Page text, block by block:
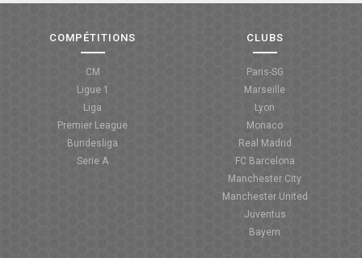
COMPÉTITIONS
CM
Ligue 1
Liga
Premier League
Bundesliga
Serie A
CLUBS
Paris-SG
Marseille
Lyon
Monaco
Real Madrid
FC Barcelona
Manchester City
Manchester United
Juventus
Bayern